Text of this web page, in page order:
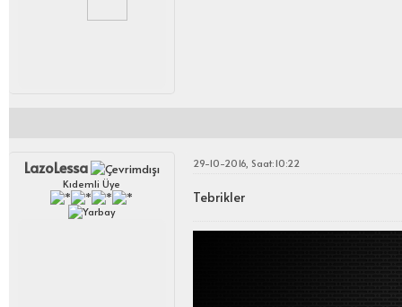
LazoLessa
Kıdemli Üye
29-10-2016, Saat:10:22
Tebrikler